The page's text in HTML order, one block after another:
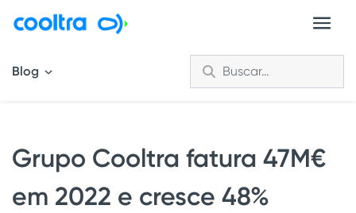
Blog
Grupo Cooltra fatura 47M€
em 2022 e cresce 48%